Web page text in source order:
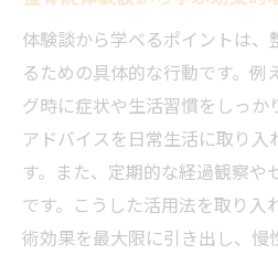
体験談から学べるポイントは
るための具体的な行動です。例
グ時に症状や生活習慣をしっか
アドバイスを日常生活に取り入
す。また、定期的な経過観察や
です。こうした活用法を取り入
術効果を最大限に引き出し、慢